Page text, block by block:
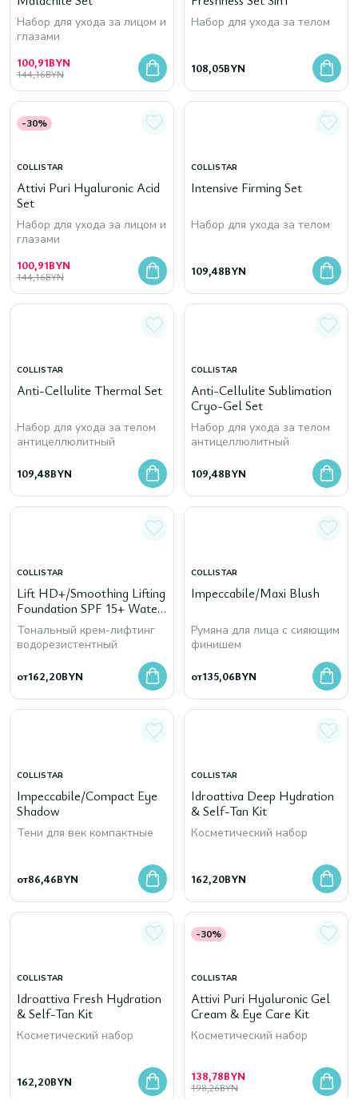
Набор для ухода за лицом и
глазами
100,91BYN
144,16BYN
Набор для ухода за телом
108,05BYN
-30%
COLLISTAR
Attivi Puri Hyaluronic Acid
Set
Набор для ухода за лицом и
глазами
100,91BYN
144,16BYN
COLLISTAR
Intensive Firming Set
Набор для ухода за телом
109,48BYN
COLLISTAR
Anti-Cellulite Thermal Set
Набор для ухода за телом
антицеллюлитный
109,48BYN
COLLISTAR
Anti-Cellulite Sublimation
Cryo-Gel Set
Набор для ухода за телом
антицеллюлитный
109,48BYN
COLLISTAR
Lift HD+/Smoothing Lifting
Foundation SPF 15+ Water
Resistant
Тональный крем-лифтинг
водорезистентный
от162,20BYN
COLLISTAR
Impeccabile/Maxi Blush
Румяна для лица с сияющим
финишем
от135,06BYN
COLLISTAR
Impeccabile/Compact Eye
Shadow
Тени для век компактные
от86,46BYN
COLLISTAR
Idroattiva Deep Hydration
& Self-Tan Kit
Косметический набор
162,20BYN
COLLISTAR
Idroattiva Fresh Hydration
& Self-Tan Kit
Косметический набор
162,20BYN
-30%
COLLISTAR
Attivi Puri Hyaluronic Gel
Cream & Eye Care Kit
Косметический набор
138,78BYN
198,26BYN